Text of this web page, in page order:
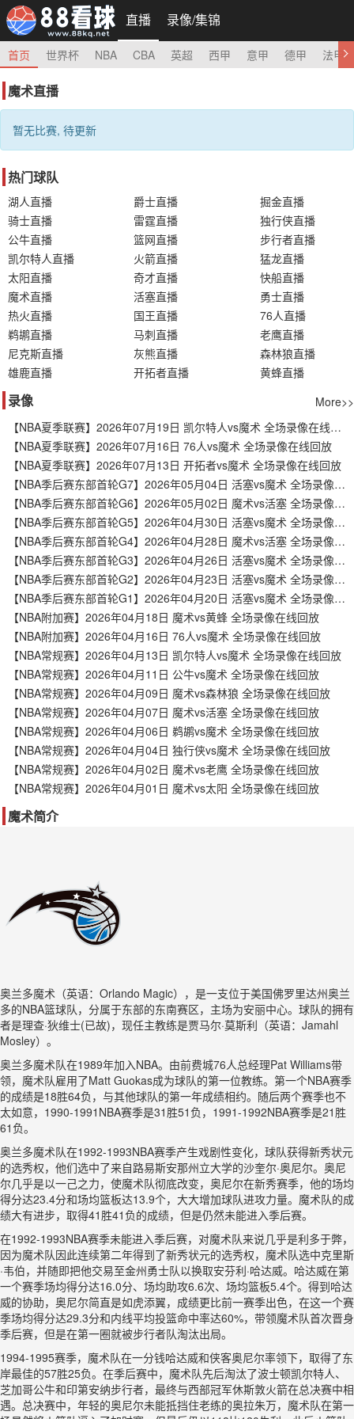
直播 录像/集锦
首页 世界杯 NBA CBA 英超 西甲 意甲 德甲 法甲
魔术直播
暂无比赛, 待更新
热门球队
湖人直播 爵士直播
掘金直播
骑士直播
雷霆直播
独行侠直播
公牛直播
篮网直播
步行者直播
凯尔特人直播
火箭直播
猛龙直播
太阳直播
奇才直播
快船直播
魔术直播
活塞直播
勇士直播
热火直播
国王直播
76人直播
鹈鹕直播
马刺直播
老鹰直播
尼克斯直播
灰熊直播
森林狼直播
雄鹿直播
开拓者直播 黄蜂直播
录像
More>>
【NBA夏季联赛】2026年07月19日 凯尔特人vs魔术 全场录像在线回放
【NBA夏季联赛】2026年07月16日 76人vs魔术 全场录像在线回放
【NBA夏季联赛】2026年07月13日 开拓者vs魔术 全场录像在线回放
【NBA季后赛东部首轮G7】2026年05月04日 活塞vs魔术 全场录像在线回放
【NBA季后赛东部首轮G6】2026年05月02日 魔术vs活塞 全场录像在线回放
【NBA季后赛东部首轮G5】2026年04月30日 活塞vs魔术 全场录像在线回放
【NBA季后赛东部首轮G4】2026年04月28日 魔术vs活塞 全场录像在线回放
【NBA季后赛东部首轮G3】2026年04月26日 活塞vs魔术 全场录像在线回放
【NBA季后赛东部首轮G2】2026年04月23日 活塞vs魔术 全场录像在线回放
【NBA季后赛东部首轮G1】2026年04月20日 活塞vs魔术 全场录像在线回放
【NBA附加赛】2026年04月18日 魔术vs黄蜂 全场录像在线回放
【NBA附加赛】2026年04月16日 76人vs魔术 全场录像在线回放
【NBA常规赛】2026年04月13日 凯尔特人vs魔术 全场录像在线回放
【NBA常规赛】2026年04月11日 公牛vs魔术 全场录像在线回放
【NBA常规赛】2026年04月09日 魔术vs森林狼 全场录像在线回放
【NBA常规赛】2026年04月07日 魔术vs活塞 全场录像在线回放
【NBA常规赛】2026年04月06日 鹈鹕vs魔术 全场录像在线回放
【NBA常规赛】2026年04月04日 独行侠vs魔术 全场录像在线回放
【NBA常规赛】2026年04月02日 魔术vs老鹰 全场录像在线回放
【NBA常规赛】2026年04月01日 魔术vs太阳 全场录像在线回放
魔术简介
奥兰多魔术（英语：Orlando Magic），是一支位于美国佛罗里达州奥兰
多的NBA篮球队，分属于东部的东南赛区，主场为安丽中心。球队的拥有
者是理查·狄维士(已故)，现任主教练是贾马尔·莫斯利（英语：Jamahl
Mosley）。
奥兰多魔术队在1989年加入NBA。由前费城76人总经理Pat Williams带
领，魔术队雇用了Matt Guokas成为球队的第一位教练。第一个NBA赛季
的成绩是18胜64负，与其他球队的第一年成绩相约。随后两个赛季也不
太如意，1990-1991NBA赛季是31胜51负，1991-1992NBA赛季是21胜
61负。
奥兰多魔术队在1992-1993NBA赛季产生戏剧性变化，球队获得新秀状元
的选秀权，他们选中了来自路易斯安那州立大学的沙奎尔·奥尼尔。奥尼
尔几乎是以一己之力，使魔术队彻底改变，奥尼尔在新秀赛季，他的场均
得分达23.4分和场均篮板达13.9个，大大增加球队进攻力量。魔术队的成
绩大有进步，取得41胜41负的成绩，但是仍然未能进入季后赛。
在1992-1993NBA赛季未能进入季后赛，对魔术队来说几乎是利多于弊，
因为魔术队因此连续第二年得到了新秀状元的选秀权，魔术队选中克里斯
·韦伯，并随即把他交易至金州勇士队以换取安芬利·哈达威。哈达威在第
一个赛季场均得分达16.0分、场均助攻6.6次、场均篮板5.4个。得到哈达
威的协助，奥尼尔简直是如虎添翼，成绩更比前一赛季出色，在这一个赛
季场均得分达29.3分和内线平均投篮命中率达60%，带领魔术队首次晋身
季后赛，但是在第一圈就被步行者队淘汰出局。
1994-1995赛季，魔术队在一分钱哈达威和侠客奥尼尔率领下，取得了东
岸最佳的57胜25负。在季后赛中，魔术队先后淘汰了波士顿凯尔特人、
芝加哥公牛和印第安纳步行者，最终与西部冠军休斯敦火箭在总决赛中相
遇。总决赛中，年轻的奥尼尔未能抵挡住老练的奥拉朱万，魔术队在第一